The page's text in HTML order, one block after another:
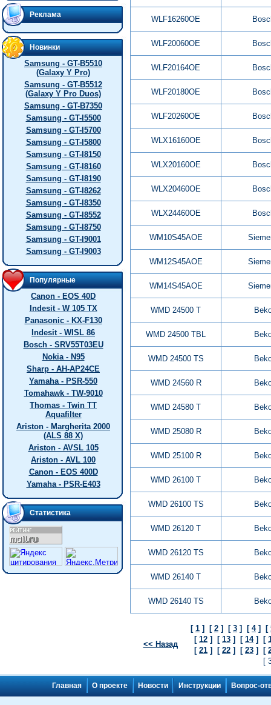
Реклама
Новинки
Samsung - GT-B5510
(Galaxy Y Pro)
Samsung - GT-B5512
(Galaxy Y Pro Duos)
Samsung - GT-B7350
Samsung - GT-I5500
Samsung - GT-I5700
Samsung - GT-I5800
Samsung - GT-I8150
Samsung - GT-I8160
Samsung - GT-I8190
Samsung - GT-I8262
Samsung - GT-I8350
Samsung - GT-I8552
Samsung - GT-I8750
Samsung - GT-I9001
Samsung - GT-I9003
Популярные
Canon - EOS 40D
Indesit - W 105 TX
Panasonic - KX-F130
Indesit - WISL 86
Bosch - SRV55T03EU
Nokia - N95
Sharp - AH-AP24CE
Yamaha - PSR-550
Tomahawk - TW-9010
Thomas - Twin TT
Aquafilter
Ariston - Margherita 2000
(ALS 88 X)
Ariston - AVSL 105
Ariston - AVL 100
Canon - EOS 400D
Yamaha - PSR-E403
Статистика
WLF16260OE
WLF20060OE
WLF20164OE
WLF20180OE
WLF20260OE
WLX16160OE
WLX20160OE
WLX20460OE
WLX24460OE
WM10S45AOE
WM12S45AOE
WM14S45AOE
WMD 24500 T
WMD 24500 TBL
WMD 24500 TS
WMD 24560 R
WMD 24580 T
WMD 25080 R
WMD 25100 R
WMD 26100 T
WMD 26100 TS
WMD 26120 T
WMD 26120 TS
WMD 26140 T
WMD 26140 TS
<< Назад
[ 1 ] [ 2 ] [ 3 ] [ 4] [
[ 12 ] [ 13 ] [ 14] [
[ 21 ] [ 22 ] [ 23 ] [
[
Главная О проекте Новости Инструкции Вопрос-